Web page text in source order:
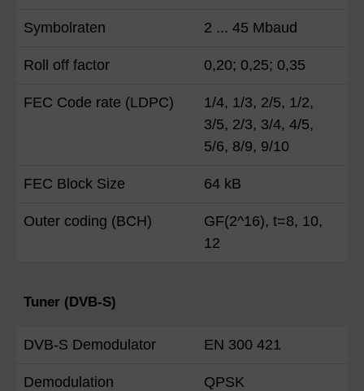
Symbolraten 2 ... 45 Mbaud
Roll off factor 0,20; 0,25; 0,35
FEC Code rate (LDPC)
1/4, 1/3, 2/5, 1/2,
3/5, 2/3, 3/4, 4/5,
5/6, 8/9, 9/10
FEC Block Size 64 kB
Outer coding (BCH)
GF(2^16), t=8, 10,
12
Tuner (DVB-S)
DVB-S Demodulator EN 300 421
Demodulation QPSK